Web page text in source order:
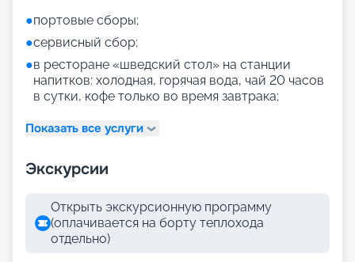
●портовые сборы;
●сервисный сбор;
●в ресторане «шведский стол» на станции
напитков: холодная, горячая вода, чай 20 часов
в сутки, кофе только во время завтрака;
Показать все услуги
Экскурсии
Открыть экскурсионную программу
(оплачивается на борту теплохода
отдельно)